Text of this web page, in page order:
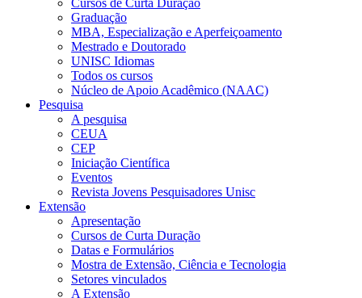
Cursos de Curta Duração
Graduação
MBA, Especialização e Aperfeiçoamento
Mestrado e Doutorado
UNISC Idiomas
Todos os cursos
Núcleo de Apoio Acadêmico (NAAC)
Pesquisa
A pesquisa
CEUA
CEP
Iniciação Científica
Eventos
Revista Jovens Pesquisadores Unisc
Extensão
Apresentação
Cursos de Curta Duração
Datas e Formulários
Mostra de Extensão, Ciência e Tecnologia
Setores vinculados
A Extensão